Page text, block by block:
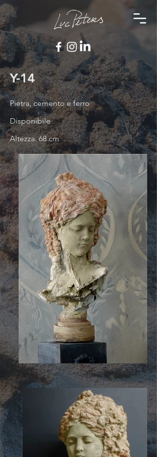
Y-14
Pietra, cemento e ferro
Disponibile
Altezza: 68 cm